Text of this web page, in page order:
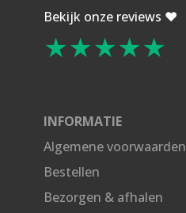
Bekijk onze reviews ❤️
★★★★★
INFORMATIE
Algemene voorwaarden
Bestellen
Bezorgen & afhalen